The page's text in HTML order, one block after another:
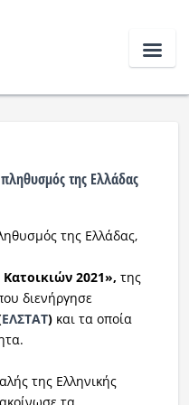
της Ελλάδας
της Ελλάδας,
2021», της
διενήργησε
ΕΛΣΤΑΤ)και τα οποία
της Ελληνικής